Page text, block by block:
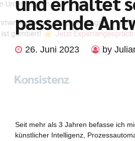
passende
26. Juni 2023 by
Seit mehr als 3 Jahren befasse ich
künstlicher Intelligenz,